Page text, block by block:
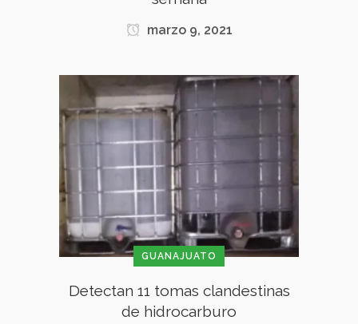
marzo 9, 2021
GUANAJUATO
Detectan 11 tomas clandestinas
de hidrocarburo